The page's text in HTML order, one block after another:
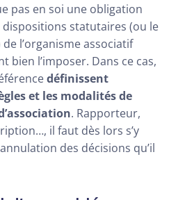
pas en soi une obligation
dispositions statutaires (ou le
l’organisme associatif
bien l’imposer. Dans ce cas,
définissent
et les modalités de
. Rapporteur,
il faut dès lors s’y
des décisions qu’il